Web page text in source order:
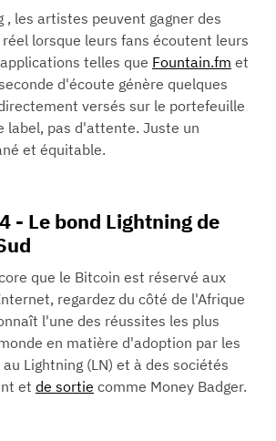
, les artistes peuvent gagner des
lorsque leurs fans écoutent leurs
telles que Fountain.fm et
d'écoute génère quelques
versés sur le portefeuille
label, pas d'attente. Juste un
et équitable.
- Le bond Lightning de
que le Bitcoin est réservé aux
regardez du côté de l'Afrique
l'une des réussites les plus
en matière d'adoption par les
Lightning (LN) et à des sociétés
et de sortie comme Money Badger.